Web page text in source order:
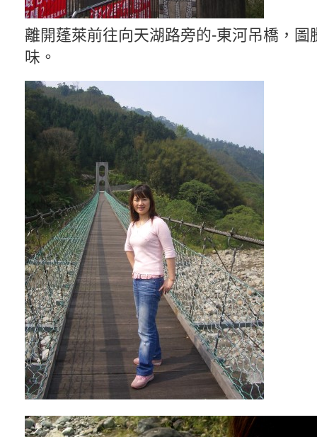
離開蓬萊前往向天湖路旁的-東河吊橋，圖
味。